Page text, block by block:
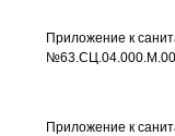
Приложение к
Приложение к